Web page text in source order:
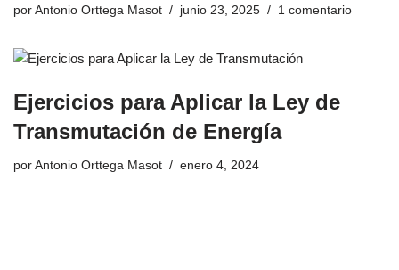
por Antonio Orttega Masot junio 23, 2025 1 comentario
Ejercicios para Aplicar la Ley de
Transmutación de Energía
por Antonio Orttega Masot enero 4, 2024